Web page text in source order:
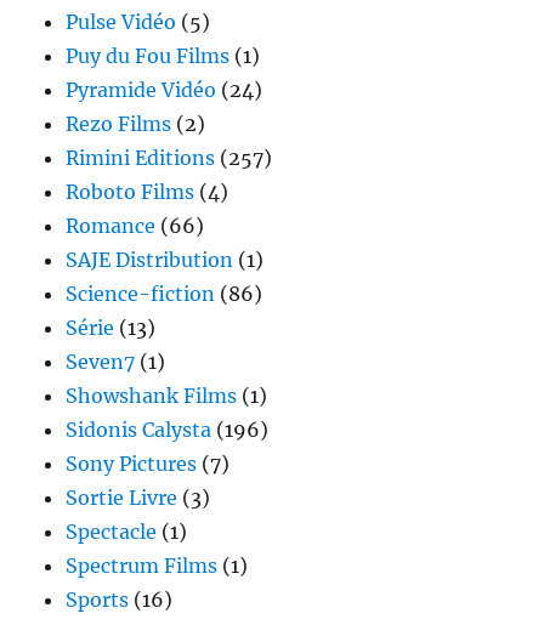
Pulse Vidéo (5)
Puy du Fou Films (1)
Pyramide Vidéo (24)
Rezo Films (2)
Rimini Editions (257)
Roboto Films (4)
Romance (66)
SAJE Distribution (1)
Science-fiction (86)
Série (13)
Seven7 (1)
Showshank Films (1)
Sidonis Calysta (196)
Sony Pictures (7)
Sortie Livre (3)
Spectacle (1)
Spectrum Films (1)
Sports (16)